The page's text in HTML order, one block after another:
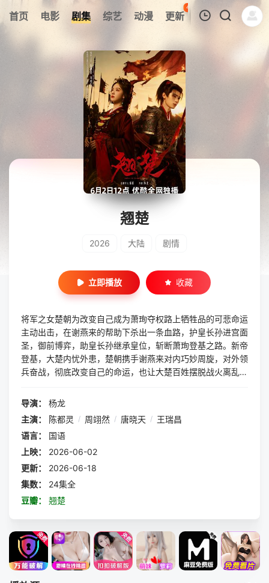
首页 电影 剧集 综艺 动漫 更新
45
热榜 APP
暂无观看影片的记录
翘楚
2026 大陆 剧情
立即播放 收藏
将军之女楚朝为改变自己成为萧珣夺权路上牺牲品的可悲命运
主动出击，在谢燕来的帮助下杀出一条血路，护皇长孙进宫面
圣，御前博弈，助皇长孙继承皇位，斩断萧珣登基之路。新帝
登基，大楚内忧外患，楚朝携手谢燕来对内巧妙周旋，对外领
兵奋战，彻底改变自己的命运，也让大楚百姓摆脱战火离乱的
导演：
杨龙
主演：
陈都灵 / 周翊然 / 唐晓天 / 王瑞昌
语言：
国语
上映：
2026-06-02
更新：
2026-06-18
集数：
24集全
豆瓣：
翘楚